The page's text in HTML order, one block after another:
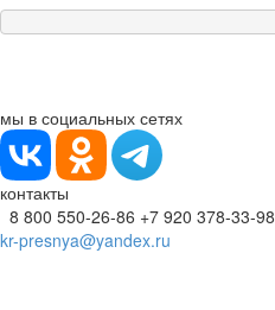
мы в социальных сетях
контакты
8 800 550-26-86 +7 920 378-33-98
kr-presnya@yandex.ru